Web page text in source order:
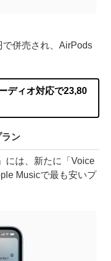
併売され、AirPods
ディオ対応で23,80
ン
には、新たに「Voice
Musicで最も安いプ